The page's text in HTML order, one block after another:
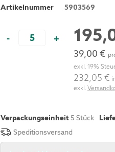
Artikelnummer 5903569
- +
39,00 €
exkl. 19%
232,05 €
exkl.
Verpackungseinheit 5 Stück
Speditionsversand